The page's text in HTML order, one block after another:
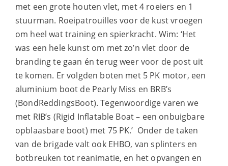
met een grote houten vlet, met 4 roeiers en 1
stuurman. Roeipatrouilles voor de kust vroegen
om heel wat training en spierkracht. Wim: ‘Het
was een hele kunst om met zo’n vlet door de
branding te gaan én terug weer voor de post uit
te komen. Er volgden boten met 5 PK motor, een
aluminium boot de Pearly Miss en BRB’s
(BondReddingsBoot). Tegenwoordige varen we
met RIB’s (Rigid Inflatable Boat – een onbuigbare
opblaasbare boot) met 75 PK.’ Onder de taken
van de brigade valt ook EHBO, van splinters en
botbreuken tot reanimatie, en het opvangen en